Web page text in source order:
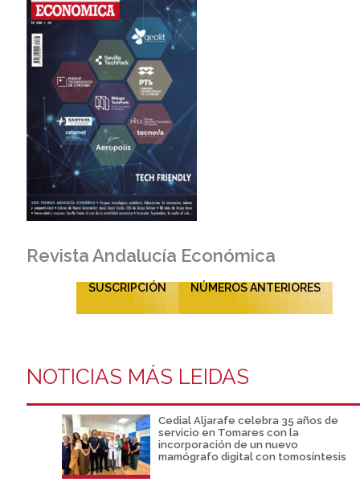
Revista Andalucía Económica
SUSCRIPCIÓN NÚMEROS ANTERIORES
NOTICIAS MÁS LEIDAS
Cedial Aljarafe celebra 35 años de
servicio en Tomares con la
incorporación de un nuevo
mamógrafo digital con tomosíntesis